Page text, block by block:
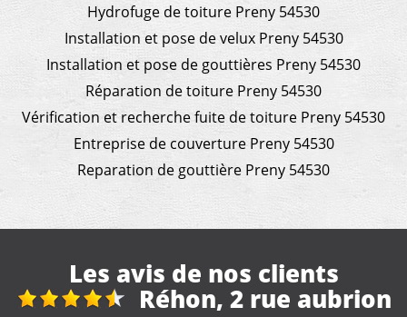
Hydrofuge de toiture Preny 54530
Installation et pose de velux Preny 54530
Installation et pose de gouttières Preny 54530
Réparation de toiture Preny 54530
Vérification et recherche fuite de toiture Preny 54530
Entreprise de couverture Preny 54530
Reparation de gouttière Preny 54530
Les avis de nos clients
2 rue aubrion